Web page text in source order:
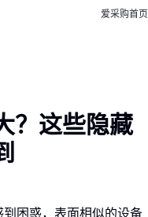
爱采购首页
？这些隐藏
困惑，表面相似的设备